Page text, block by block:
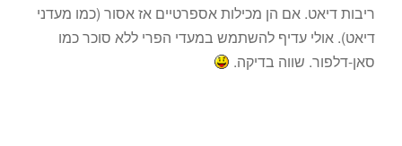
ריבות דיאט. אם הן מכילות אספרטיים אז אסור (כמו מעדני
דיאט). אולי עדיף להשתמש במעדי הפרי ללא סוכר כמו
סאן-דלפור. שווה בדיקה.